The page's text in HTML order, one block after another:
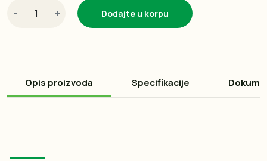
- + Dodajte u korpu
Opis proizvoda Specifikacije